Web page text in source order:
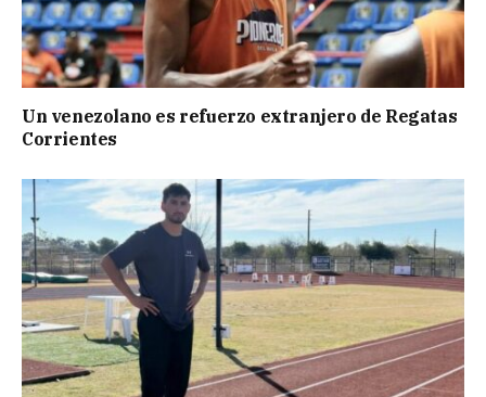
Un venezolano es refuerzo extranjero de Regatas
Corrientes